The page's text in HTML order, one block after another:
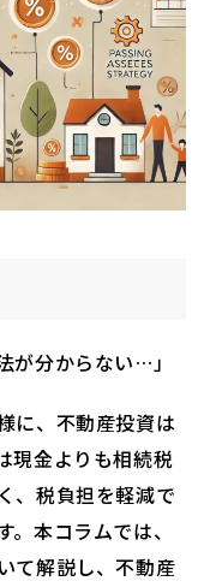
が分からない…」
に、不動産投資は
現金よりも相続税
、税負担を軽減で
本コラムでは、
て解説し、不動産